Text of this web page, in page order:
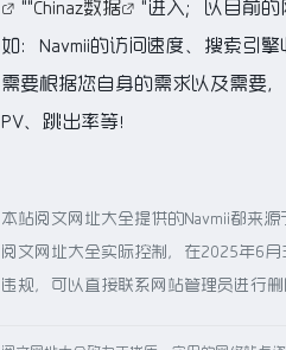
""Chinaz数据
"进入；以目前
如：Navmii的访问速度、搜索引
需要根据您自身的需求以及需要
PV、跳出率等！
本站阅文网址大全提供的Navmii都来
阅文网址大全实际控制，在2025年6
违规，可以直接联系网站管理员进行